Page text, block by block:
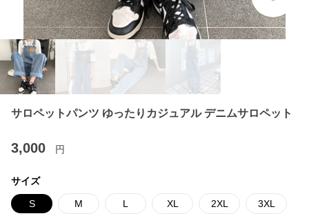
サロペットパンツ ゆったりカジュアル デニムサロペット
3,000 円
サイズ
S M L XL 2XL 3XL